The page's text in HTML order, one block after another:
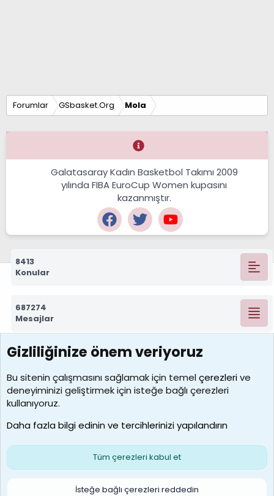
Forumlar GSbasket.Org Mola
Galatasaray Kadın Basketbol Takımı 2009
yılında FIBA EuroCup Women kupasını
kazanmıştır.
8413
Konular
687274
Mesajlar
7389
Kullanıcılar
idriskaancelik
Son üye
Çerezler
S
Gizliliğinize önem veriyoruz
Bu sitenin çalışmasını sağlamak için temelçerezlerive
deneyiminizi geliştirmek için isteğe bağlı çerezleri
kullanıyoruz.
Daha fazla bilgi edinin ve tercihlerinizi yapılandırın
Tüm çerezleri kabul et
İsteğe bağlı çerezleri reddedin